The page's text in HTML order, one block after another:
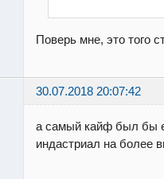
Поверь мне, это того
30.07.2018 20:07:42
а самый кайф был бы
индастриал на более